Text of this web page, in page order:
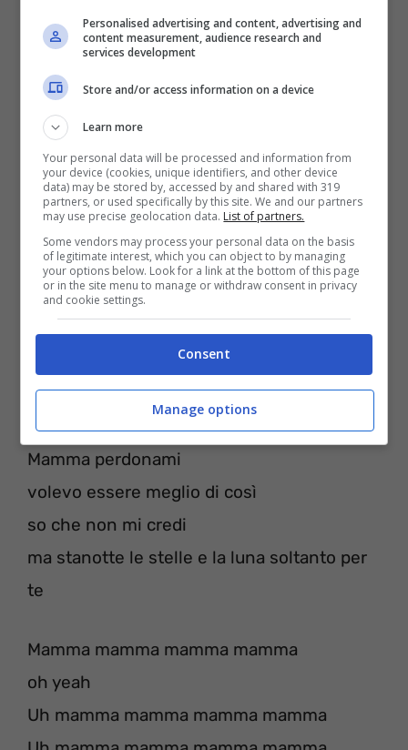
Volevo dirti scusa
cattivo non lo sono stato mai
non sempre sincero
ma ti ho salvata da me
prima che mi scoppi il petto
forse no, non te l’ho detto mai
oh no
volevo essere meglio di così
so che non mi credi
ma stanotte la luna è per te
Mamma perdonami
volevo essere meglio di così
so che non mi credi
ma stanotte le stelle e la luna soltanto per
te
Mamma mamma mamma mamma
oh yeah
Uh mamma mamma mamma mamma
Personalised advertising and content, advertising and
content measurement, audience research and
services development
Store and/or access information on a device
Learn more
Your personal data will be processed and information from
your device (cookies, unique identifiers, and other device
data) may be stored by, accessed by and shared with 319
partners, or used specifically by this site. We and our partners
may use precise geolocation data. List of partners.
Some vendors may process your personal data on the basis
of legitimate interest, which you can object to by managing
your options below. Look for a link at the bottom of this page
or in the site menu to manage or withdraw consent in privacy
and cookie settings.
Consent
Manage options